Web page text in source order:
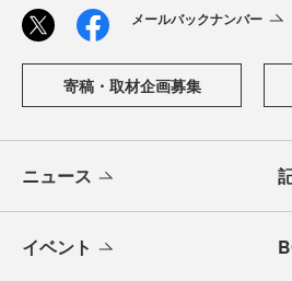
メールバックナンバー
寄稿・取材企画募集
ニュース
イベント